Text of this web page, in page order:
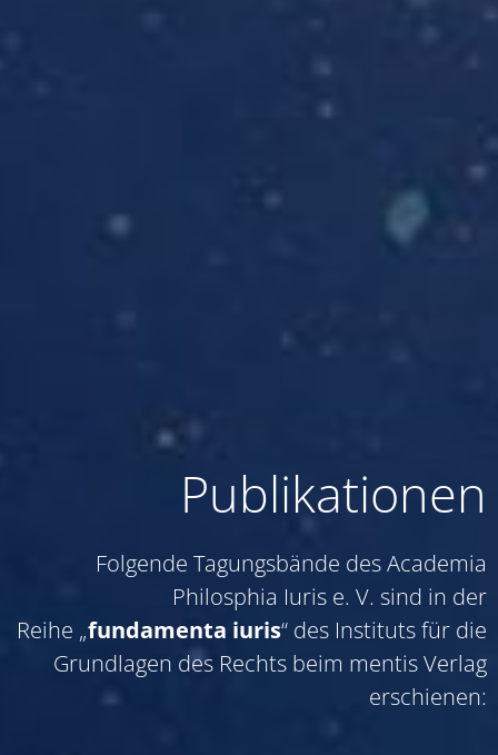
Publikationen
Folgende Tagungsbände des Academia
Philosphia Iuris e. V. sind in der
Reihe „fundamenta iuris“ des Instituts für die
Grundlagen des Rechts beim mentis Verlag
erschienen: